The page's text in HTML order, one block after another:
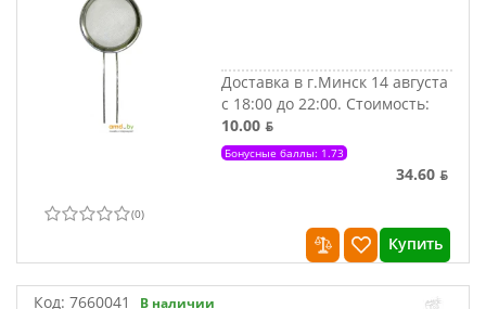
Доставка в г.Минск 14 августа
с 18:00 до 22:00. Стоимость:
10.00 ƃ
Бонусные баллы: 1.73
34.60 ƃ
(0)
Купить
Код: 7660041 В наличии